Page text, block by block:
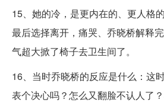
15、她的冷，是更内在的、更人格
最后选择离开，痛哭、乔晓桥解释
气超大掀了椅子去卫生间了。
16、当时乔晓桥的反应是什么：这
表个决心吗？怎么又翻脸不认人了